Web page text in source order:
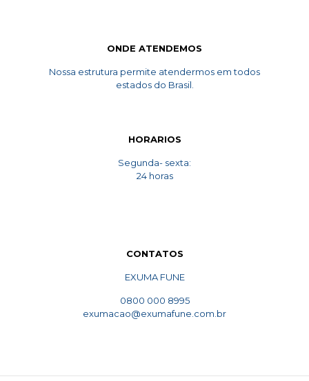
ONDE ATENDEMOS
Nossa estrutura permite atendermos em todos
estados do Brasil.
HORARIOS
Segunda- sexta:
24 horas
CONTATOS
EXUMA FUNE
0800 000 8995
exumacao@exumafune.com.br